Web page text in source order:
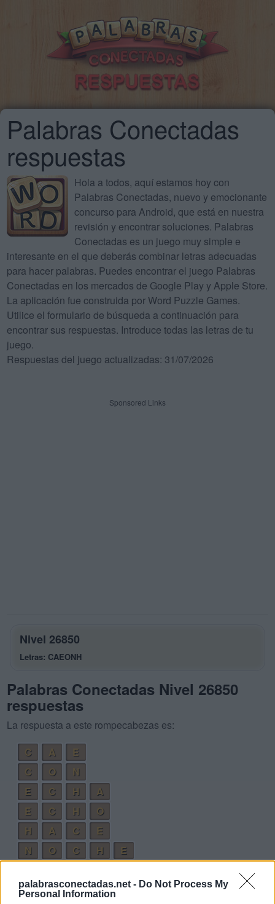
palabrasconectadas.net - Do Not Process My
Personal Information
Palabras Conectadas
respuestas
Hola a todos, aquí estamos hoy con
Palabras Conectadas, nuevo y emocionante
concurso para Android, que está en nuestra
revisión y encontrar soluciones. Palabras
Conectadas es un juego muy simple e
interesante en el que deberás combinar letras adecuadas
para hacer palabras. Puedes encontrar el juego Palabras
Conectadas en los mercados de Google Play y Apple Store.
La aplicación fue construida por Word Puzzle Games.
Utilice el formulario de búsqueda a continuación para
encontrar sus respuestas. Introduce todas las letras de tu
juego.
Respuestas del juego actualizadas: 31/07/2026
Sponsored Links
Nivel 26850
Letras: CAEONH
Palabras Conectadas Nivel 26850
respuestas
La respuesta a este rompecabezas es:
C
A
E
C
O
N
E
C H
A
E
C H
O
H
A C
E
N
O C H
E
Palabras extra: